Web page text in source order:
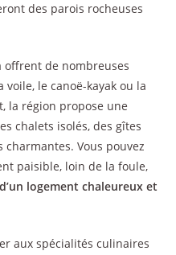
des parois rocheuses
offrent de nombreuses
le canoë-kayak ou la
la région propose une
chalets isolés, des gîtes
charmantes. Vous pouvez
paisible, loin de la foule,
logement chaleureux et
aux spécialités culinaires